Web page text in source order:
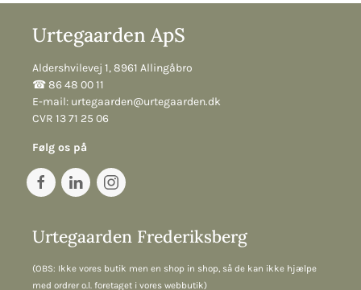
Urtegaarden ApS
Aldershvilevej 1, 8961 Allingåbro
☎︎ 86 48 00 11
E-mail: urtegaarden@urtegaarden.dk
CVR 13 71 25 06
Følg os på
Urtegaarden Frederiksberg
(OBS: Ikke vores butik men en shop in shop, så de kan ikke hjælpe
med ordrer o.l. foretaget i vores webbutik)